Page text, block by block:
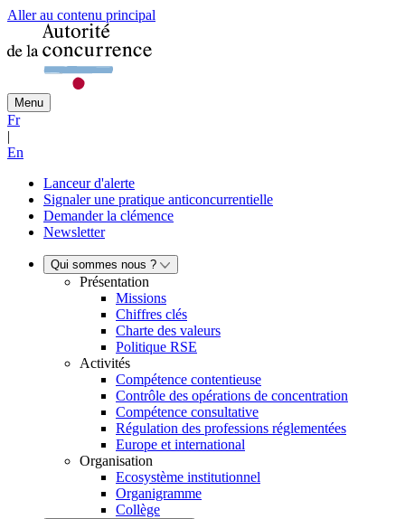
Aller au contenu principal
Menu
Fr
|
En
Lanceur d'alerte
Signaler une pratique anticoncurrentielle
Demander la clémence
Newsletter
Qui sommes nous ?
Présentation
Missions
Chiffres clés
Charte des valeurs
Politique RSE
Activités
Compétence contentieuse
Contrôle des opérations de concentration
Compétence consultative
Régulation des professions réglementées
Europe et international
Organisation
Ecosystème institutionnel
Organigramme
Collège